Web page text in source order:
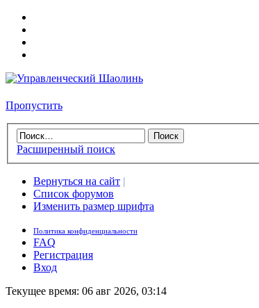
Пропустить
Расширенный поиск
Вернуться на сайт |
Список форумов
Изменить размер шрифта
Политика конфиденциальности
FAQ
Регистрация
Вход
Текущее время: 06 авг 2026, 03:14